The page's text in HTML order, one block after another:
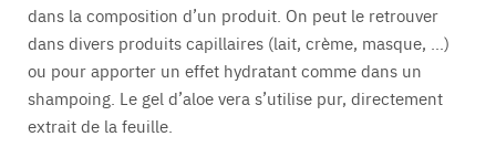
dans la composition d’un produit. On peut le retrouver
dans divers produits capillaires (lait, crème, masque, …)
ou pour apporter un effet hydratant comme dans un
shampoing. Le gel d’aloe vera s’utilise pur, directement
extrait de la feuille.